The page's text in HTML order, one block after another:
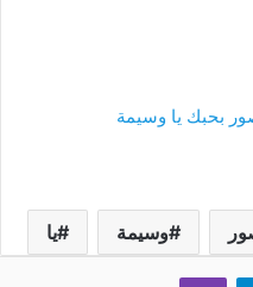
بحبك يا وسيمة
وسيمة يا
تيلقرام ڤايبر